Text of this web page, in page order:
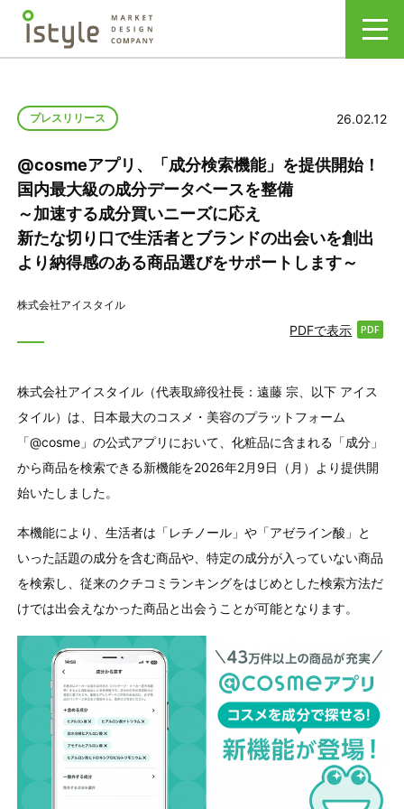
プレスリリース 26.02.12
@cosmeアプリ、「成分検索機能」を提供開始！
国内最大級の成分データベースを整備
～加速する成分買いニーズに応え
新たな切り口で生活者とブランドの出会いを創出
より納得感のある商品選びをサポートします～
株式会社アイスタイル
PDFで表示
株式会社アイスタイル（代表取締役社長：遠藤 宗、以下 アイス
タイル）は、日本最大のコスメ・美容のプラットフォーム
「@cosme」の公式アプリにおいて、化粧品に含まれる「成分」
から商品を検索できる新機能を2026年2月 9日（月）より提供開
始いたしました。
本機能により、生活者は「レチノール」や「アゼライン酸」と
いった話題の成分を含む商品や、特定の成分が入っていない商品
を検索し、従来のクチコミランキングをはじめとした検索方法だ
けでは出会えなかった商品と出会うことが可能となります。